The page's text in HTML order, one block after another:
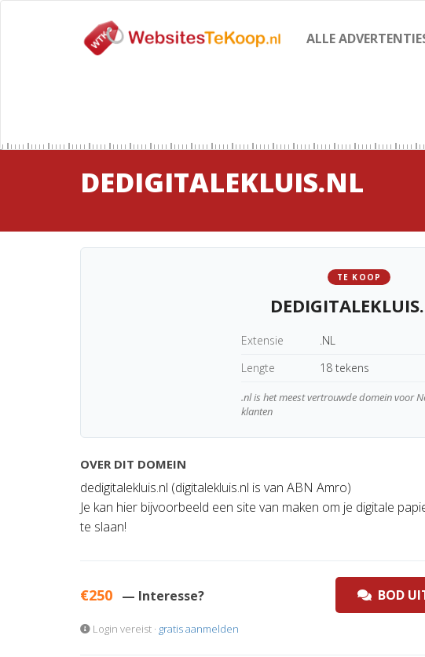
ALLE
DEDIGITALEKLUIS.NL
TE KOOP
Extensie
.NL
Lengte
18 tekens
.nl is het meest vertrouwde domein voor
klanten
OVER DIT DOMEIN
dedigitalekluis.nl (digitalekluis.nl is van ABN Amro)
Je kan hier bijvoorbeeld een site van maken om je digitale
te slaan!
€250 — Interesse? BOD
Login vereist · gratis aanmelden